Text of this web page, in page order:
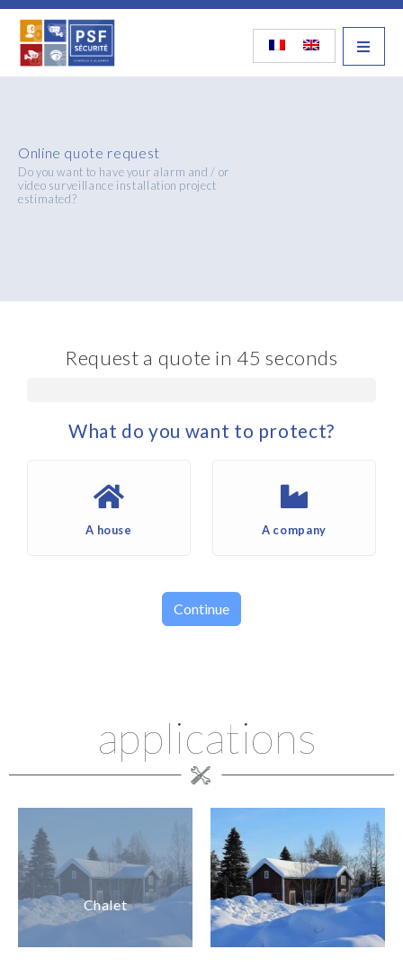
Online quote request
Do you want to have your alarm and / or
video surveillance installation project
estimated?
Request a quote in 45 seconds
What do you want to protect?
A house A company
Continue
applications
Chalet